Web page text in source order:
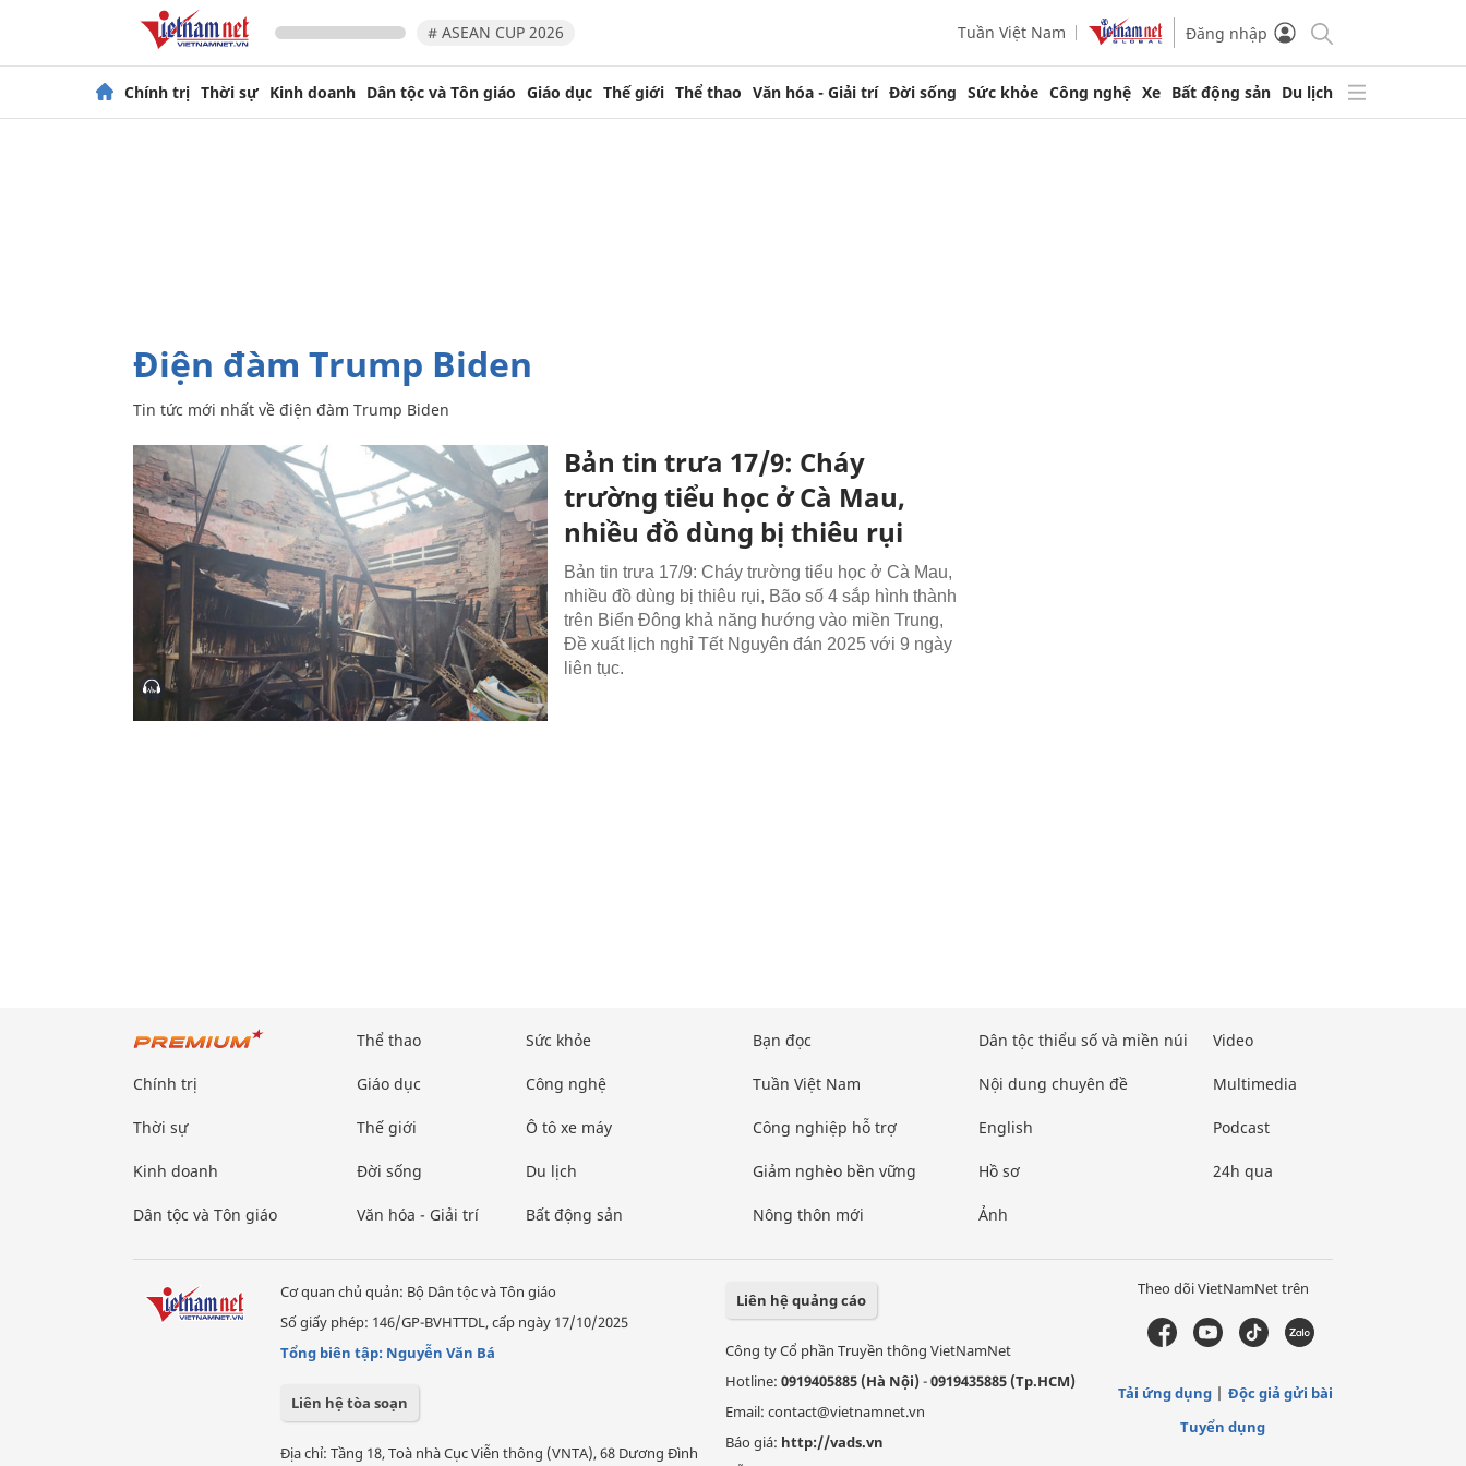
# ASEAN CUP 2026 Tuần Việt Nam Đăng nhập
Chính trị Thời sự Kinh doanh Dân tộc và Tôn giáo Giáo dục Thế giới Thể thao Văn hóa - Giải trí Đời sống Sức khỏe Công nghệ Xe Bất động sản Du lịch
điện đàm Trump Biden
Tin tức mới nhất về điện đàm Trump Biden
Bản tin trưa 17/9: Cháy
trường tiểu học ở Cà Mau,
nhiều đồ dùng bị thiêu rụi
Bản tin trưa 17/9: Cháy trường tiểu học ở Cà Mau,
nhiều đồ dùng bị thiêu rụi, Bão số 4 sắp hình thành
trên Biển Đông khả năng hướng vào miền Trung,
Đề xuất lịch nghỉ Tết Nguyên đán 2025 với 9 ngày
liên tục.
Chính trị
Thời sự
Kinh doanh
Dân tộc và Tôn giáo
Thể thao
Giáo dục
Thế giới
Đời sống
Văn hóa - Giải trí
Sức khỏe
Công nghệ
Ô tô xe máy
Du lịch
Bất động sản
Bạn đọc
Tuần Việt Nam
Công nghiệp hỗ trợ
Giảm nghèo bền vững
Nông thôn mới
Dân tộc thiểu số và miền núi
Nội dung chuyên đề
English
Hồ sơ
Ảnh
Video
Multimedia
Podcast
24h qua
Cơ quan chủ quản: Bộ Dân tộc và Tôn giáo
Số giấy phép: 146/GP-BVHTTDL, cấp ngày 17/10/2025
Tổng biên tập: Nguyễn Văn Bá
Liên hệ tòa soạn
Địa chỉ: Tầng 18, Toà nhà Cục Viễn thông (VNTA), 68 Dương Đình
Liên hệ quảng cáo
Công ty Cổ phần Truyền thông VietNamNet
Hotline: 0919405885 (Hà Nội)-0919435885 (Tp.HCM)
Email: contact@vietnamnet.vn
Báo giá: http://vads.vn
Theo dõi VietNamNet trên
Tải ứng dụng
Độc giả gửi bài
Tuyển dụng